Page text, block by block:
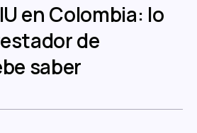
en Colombia: lo
de
saber